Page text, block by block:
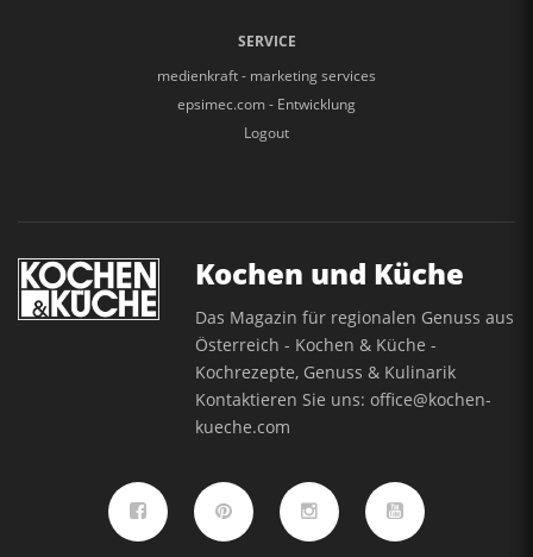
SERVICE
medienkraft - marketing services
epsimec.com - Entwicklung
Logout
Kochen und Küche
Das Magazin für regionalen Genuss aus
Österreich - Kochen & Küche -
Kochrezepte, Genuss & Kulinarik
Kontaktieren Sie uns:office@kochen-
kueche.com